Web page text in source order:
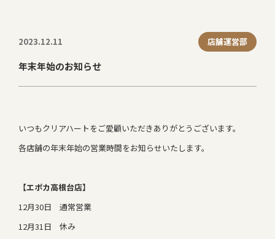
2023.12.11 店舗運営部
年末年始のお知らせ
いつもクリアハートをご愛顧いただきありがとうございます。
各店舗の年末年始の営業時間をお知らせいたします。
【エポカ高根台店】
12月30日 通常営業
12月31日 休み